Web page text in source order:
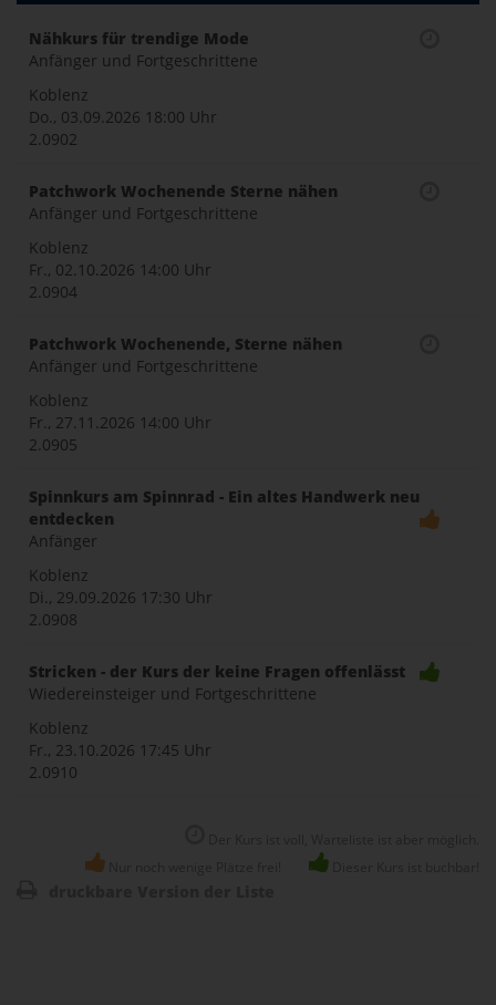
Nähkurs für trendige Mode
Anfänger und Fortgeschrittene
Koblenz
Do., 03.09.2026 18:00 Uhr
2.0902
Patchwork Wochenende Sterne nähen
Anfänger und Fortgeschrittene
Koblenz
Fr., 02.10.2026 14:00 Uhr
2.0904
Patchwork Wochenende, Sterne nähen
Anfänger und Fortgeschrittene
Koblenz
Fr., 27.11.2026 14:00 Uhr
2.0905
Spinnkurs am Spinnrad - Ein altes Handwerk neu
entdecken
Anfänger
Koblenz
Di., 29.09.2026 17:30 Uhr
2.0908
Stricken - der Kurs der keine Fragen offenlässt
Wiedereinsteiger und Fortgeschrittene
Koblenz
Fr., 23.10.2026 17:45 Uhr
2.0910